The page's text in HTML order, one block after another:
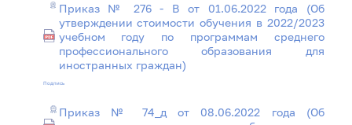
Приказ № 276 - В от 01.06.2022 года (Об
утверждении стоимости обучения в 2022/2023
учебном году по программам среднего
профессионального образования для
иностранных граждан)
Подпись
Приказ № 74_д от 08.06.2022 года (Об